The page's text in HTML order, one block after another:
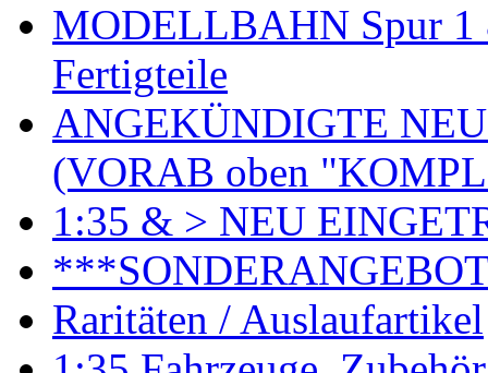
MODELLBAHN Spur 1
Fertigteile
ANGEKÜNDIGTE
(VORAB oben
1:35 & > NEU
Raritäten / Auslaufartikel